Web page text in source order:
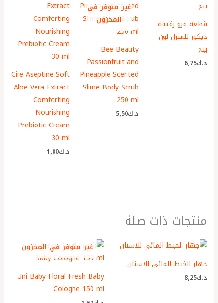
قطعة فرو رقيقة
ديكور للمنزل لون
بيج
د.ك6٫75
غير متوفر في
المخزون
Bee Beauty
Passionfruit and
Pineapple Scented
Slime Body Scrub
250 ml
د.ك5٫50
Cire Aseptine Soft
Aloe Vera Extract
Comforting
Nourishing
Prebiotic Cream
30 ml
د.ك1٫00
منتجات ذات صلة
جهاز الخيط المائي للاسنان
د.ك8٫25
غير متوفر في المخزون
Uni Baby Floral Fresh Baby
Cologne 150 ml